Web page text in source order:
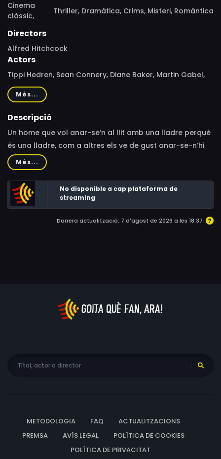
Cinema
clàssic,
Thriller, Dramàtica, Crims, Misteri, Romàntica
Directors
Alfred Hitchcock
Actors
Tippi Hedren, Sean Connery, Diane Baker, Martin Gabel,
Louise Latham, Bob Sweeney, Milton Selzer, Mariette
Hartley, Alan Napier, Bruce Dern, Henry Beckman, S. John
Launer, Edith Evanson, Meg Wyllie, Leon Alton, John Alvin,
Linden Chiles, Rupert Crosse, Harold Gould, John Hart,
Alfred Hitchcock, Kenner G. Kemp, Caryl Lincoln, Louise
Lorimer, Milton Parsons, Carmen Phillips, Murray Pollack,
Paul Power, Greg Rhinelander, Mark Russell, Melody
Thomas Scott, Bert Stevens, Hal Taggart, Tim Taylor,
Luree Wiese, Emmaline Henry, Bryan O'Byrne, Pearl Shear,
Més...
Descripció
Un home que vol anar-se’n al llit amb una lladre perquè
és una lladre, com a altres els ve de gust anar-se-n’hi
amb una xinesa o una dona de raça negra.
Més...
No disponible a cap plataforma de
streaming
Darrera actualització: 7 d'agost de 2026 a les 18:37
METODOLOGIA FAQ
ACTUALITZACIONS
PREMSA
AVÍS LEGAL
POLÍTICA DE COOKIES
POLÍTICA DE PRIVACITAT